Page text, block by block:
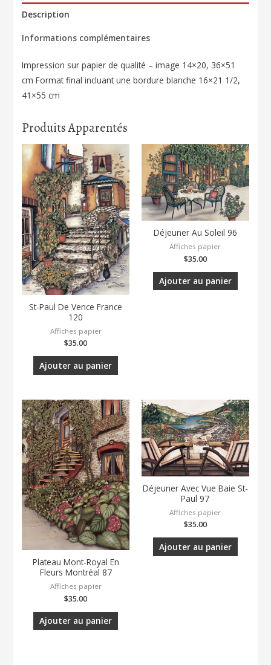
Paul
Vence
Description
Informations complémentaires
Impression sur papier de qualité – image 14×20, 36×51
cm Format final incluant une bordure blanche 16×21 1/2,
41×55 cm
Produits Apparentés
St-Paul De Vence France
120
Affiches papier
$35.00
Ajouter au panier
Déjeuner Au Soleil 96
Affiches papier
$35.00
Ajouter au panier
Plateau Mont-Royal En
Fleurs Montréal 87
Affiches papier
$35.00
Ajouter au panier
Déjeuner Avec Vue Baie St-
Paul 97
Affiches papier
$35.00
Ajouter au panier